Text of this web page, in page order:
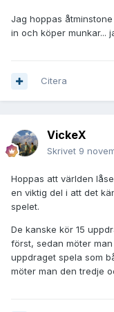
Jag hoppas
in och köper munkar...
Citera
VickeX
Skrivet 9
Hoppas att världen
en viktig del i att det
spelet.
De kanske kör 15
först, sedan möter
uppdraget spela som
möter man den tredje